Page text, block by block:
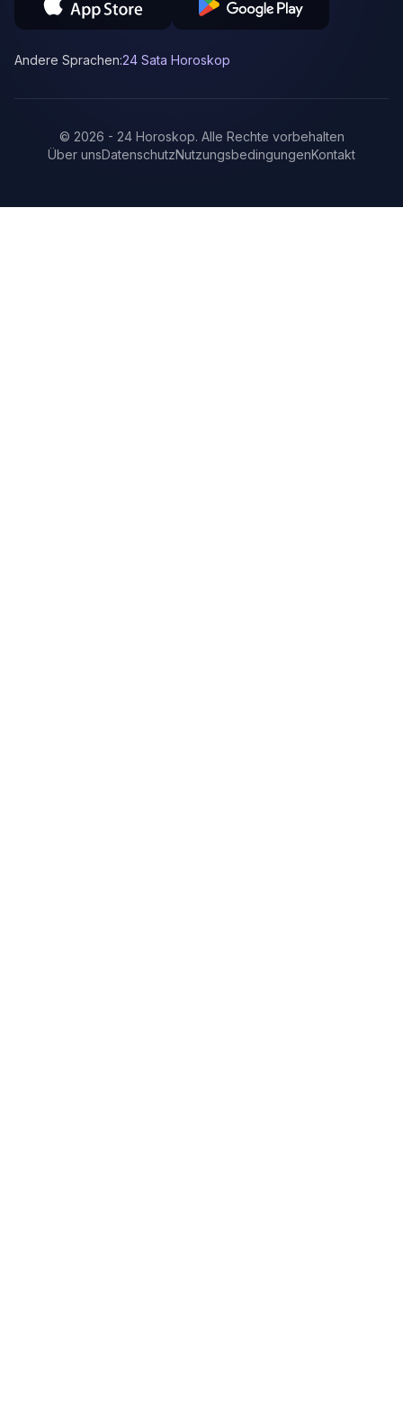
Andere Sprachen:24 Sata Horoskop
© 2026 - 24 Horoskop. Alle Rechte vorbehalten
Über unsDatenschutzNutzungsbedingungenKontakt